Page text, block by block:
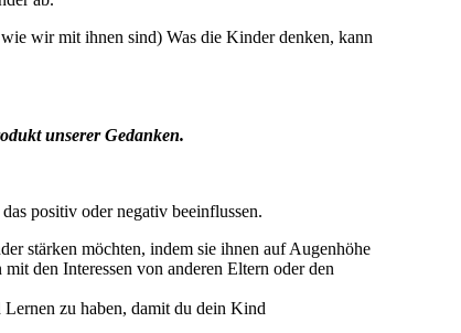
wir mit ihnen sind) Was die Kinder denken, kann
unserer Gedanken.
positiv oder negativ beeinflussen.
stärken möchten, indem sie ihnen auf Augenhöhe
den Interessen von anderen Eltern oder den
zu haben, damit du dein Kind